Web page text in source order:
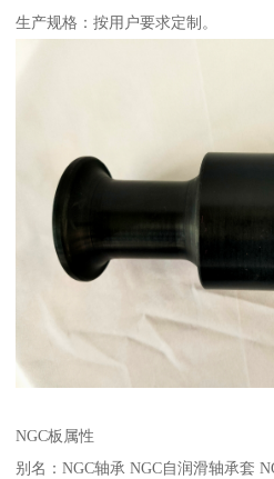
生产规格：按用户要求定制。
NGC板属性
别名：NGC轴承 NGC自润滑轴承套